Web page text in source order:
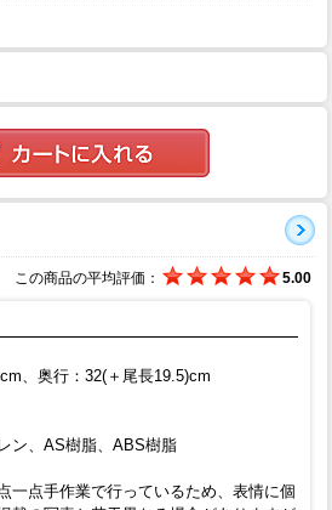
この商品の平均評価： 5.00
、奥行：32(＋尾長19.5)cm
ン、AS樹脂、ABS樹脂
一点手作業で行っているため、表情に個